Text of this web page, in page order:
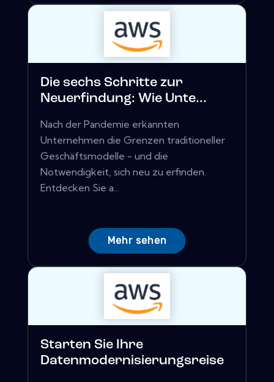
Die sechs Schritte zur
Neuerfindung: Wie Unte...
Nach der Pandemie erkannten
Unternehmen die Grenzen traditioneller
Geschäftsmodelle - und die
Notwendigkeit, sich neu zu erfinden.
Entdecken Sie a...
Mehr sehen
Starten Sie Ihre
Datenmodernisierungsreise